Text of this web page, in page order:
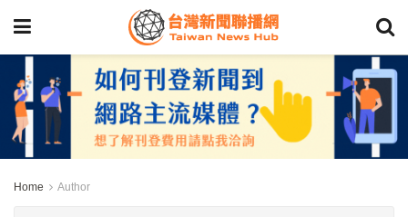
Home Author